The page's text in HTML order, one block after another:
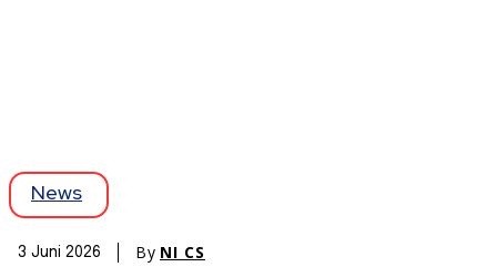
News
3 Juni 2026 By NI CS